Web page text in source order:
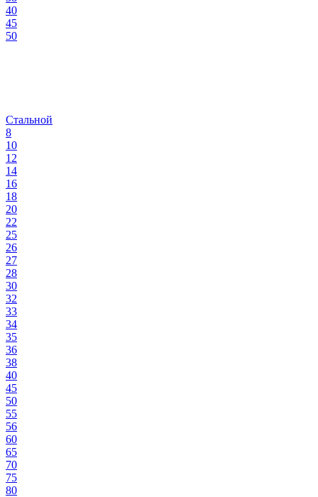
40
45
50
Стальной
8
10
12
14
16
18
20
22
25
26
27
28
30
32
33
34
35
36
38
40
45
50
55
56
60
65
70
75
80